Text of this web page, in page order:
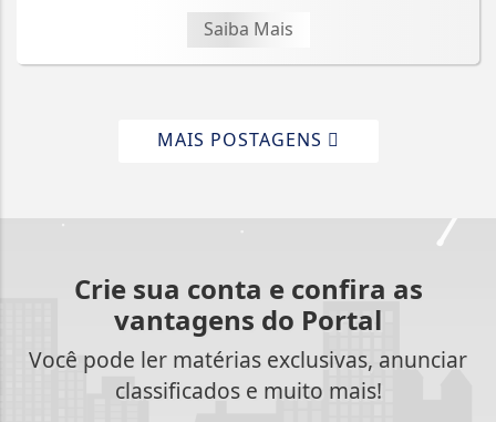
Saiba Mais
MAIS POSTAGENS
Crie sua conta e confira as
vantagens do Portal
Você pode ler matérias exclusivas, anunciar
classificados e muito mais!